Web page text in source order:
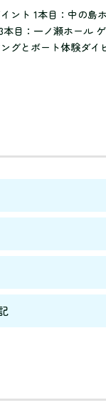
ント 1本目：中の島
目：一ノ瀬ホール
グとボート体験ダイ